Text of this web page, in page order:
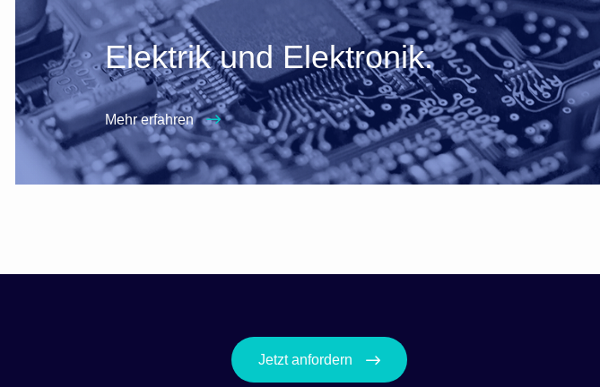
Elektrik und Elektronik.
Mehr erfahren
Jetzt anfordern